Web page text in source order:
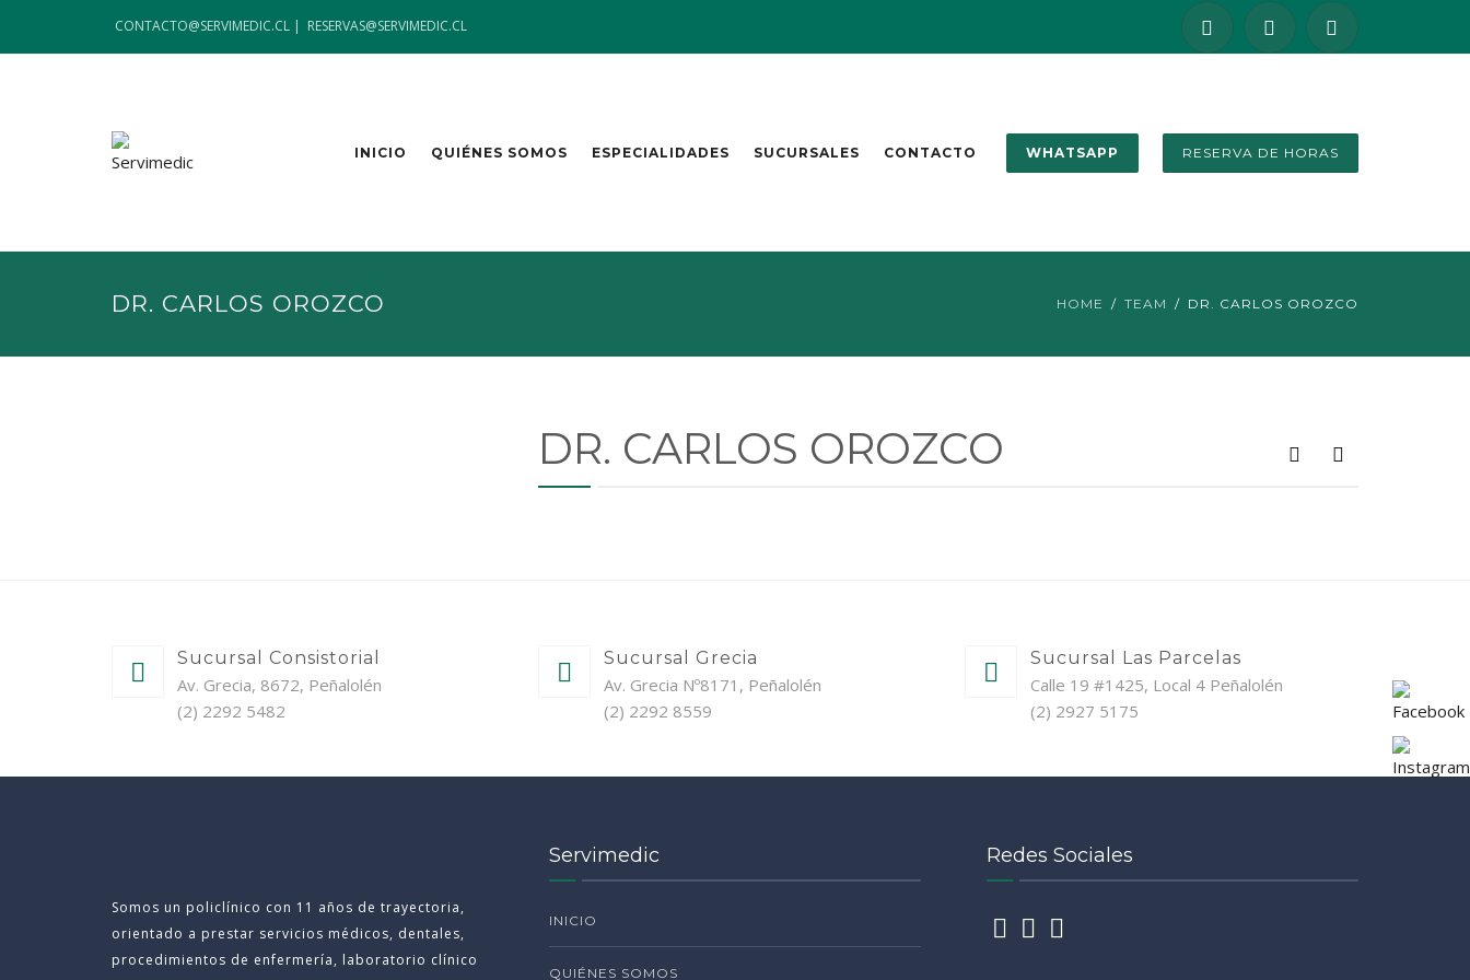
CONTACTO@SERVIMEDIC.CL | RESERVAS@SERVIMEDIC.CL
INICIO QUIÉNES SOMOS ESPECIALIDADES SUCURSALES CONTACTO WHATSAPP RESERVA DE HORAS
DR. CARLOS OROZCO HOME TEAM DR. CARLOS OROZCO
DR. CARLOS OROZCO
Sucursal Consistorial
Av. Grecia, 8672, Peñalolén
(2) 2292 5482
Sucursal Grecia
Av. Grecia Nº8171, Peñalolén
(2) 2292 8559
Sucursal Las Parcelas
Calle 19 #1425, Local 4 Peñalolén
(2) 2927 5175
Somos un policlínico con 11 años de trayectoria,
orientado a prestar servicios médicos, dentales,
procedimientos de enfermería, laboratorio clínico
Servimedic
INICIO
QUIÉNES SOMOS
Redes Sociales